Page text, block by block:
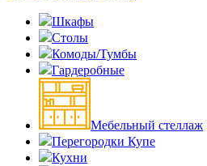
Шкафы
Столы
Комоды/Тумбы
Гардеробные
Мебельный стеллаж
Перегородки Купе
Кухни